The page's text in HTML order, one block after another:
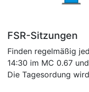
FSR-Sitzungen
Finden regelmäßig
14:30 im MC 0.67
Die Tagesordung wird